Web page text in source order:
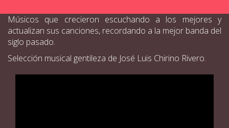
Músicos que crecieron escuchando a los mejores y
actualizan sus canciones, recordando a la mejor banda del
siglo pasado.
Selección musical gentileza de José Luis Chirino Rivero.